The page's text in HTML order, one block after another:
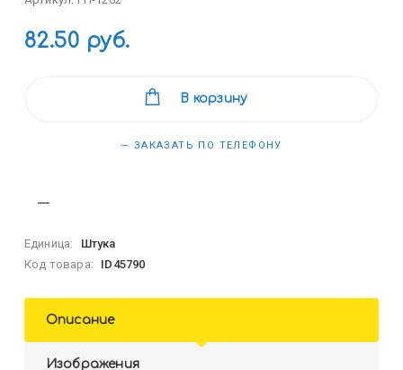
82.50 руб.
В корзину
— ЗАКАЗАТЬ ПО ТЕЛЕФОНУ
Единица:
Штука
Код товара:
ID45790
Описание
Изображения